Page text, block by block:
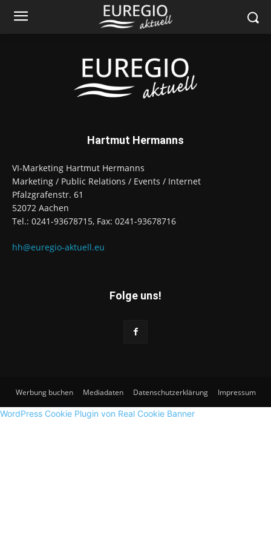
Hartmut Hermanns
VI-Marketing Hartmut Hermanns
Marketing / Public Relations / Events / Internet
Pfalzgrafenstr. 61
52072 Aachen
Tel.: 0241-93678715, Fax: 0241-93678716
hh@euregio-aktuell.eu
Folge uns!
Werbung buchen Mediadaten Datenschutzerklärung Impressum
WordPress Cookie Plugin von Real Cookie Banner